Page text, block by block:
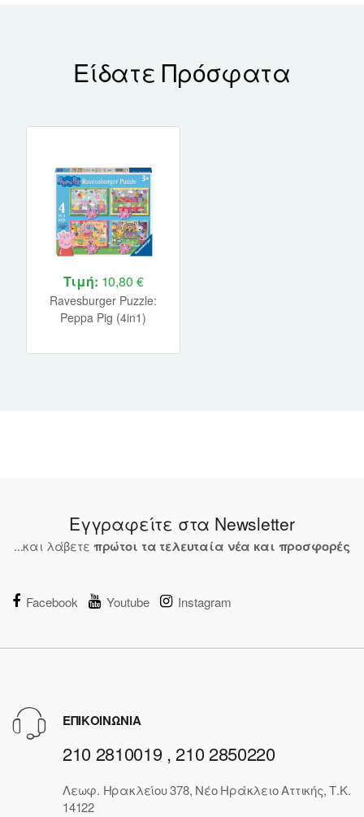
Είδατε Πρόσφατα
Τιμή: 10,80 €
Ravesburger Puzzle:
Peppa Pig (4in1)
Εγγραφείτε στα Newsletter
...και λάβετε πρώτοι τα τελευταία νέα και προσφορές
Facebook Youtube Instagram
ΕΠΙΚΟΙΝΩΝΙΑ
210 2810019 , 210 2850220
Λεωφ. Ηρακλείου 378, Νέο Ηράκλειο Αττικής, Τ.Κ.
14122